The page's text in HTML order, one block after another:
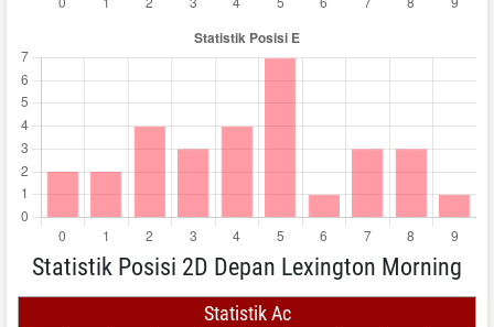
Statistik Posisi 2D Depan Lexington Morning
Statistik Ac